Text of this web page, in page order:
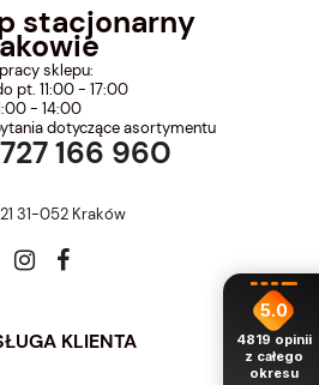
stacjonarny
sklepu:
pt. 11:00 - 17:00
- 14:00
dotyczące asortymentu
166 960
31-052 Kraków
KLIENTA
5.0
4819 opinii
z całego
okresu